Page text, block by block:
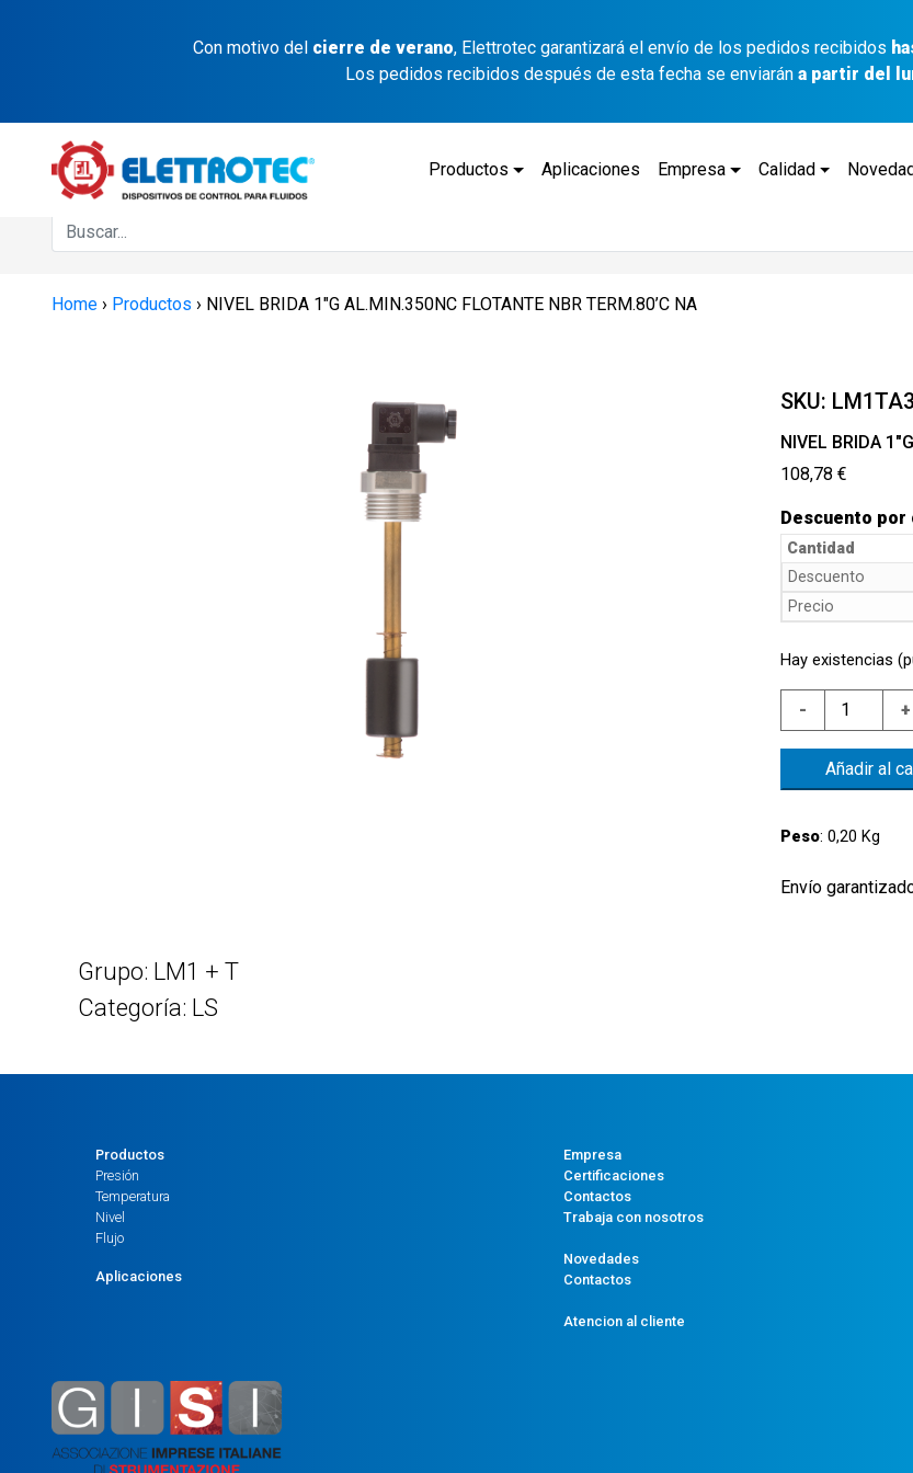
Con motivo del cierre de verano, Elettrotec garantizará el envío de los pedidos recibidos
Los pedidos recibidos después de esta fecha se enviarán a partir del
Productos Aplicaciones Empresa Calidad
Home › Productos › NIVEL BRIDA 1″G AL.MIN.350NC FLOTANTE NBR TERM.80’C NA
SKU:
NIVEL BRIDA
108,78€
Descuento por
Cantidad
Descuento
Precio
Hay existencias
-
NIVEL
BRIDA
1"G
NBR
NA
+
Añadir al
Peso: 0,20 Kg
Envío
Grupo: LM1 + T
Categoría: LS
Productos
Presión
Temperatura
Nivel
Flujo
Aplicaciones
Empresa
Certificaciones
Contactos
Trabaja con nosotros
Novedades
Contactos
Atencion al cliente